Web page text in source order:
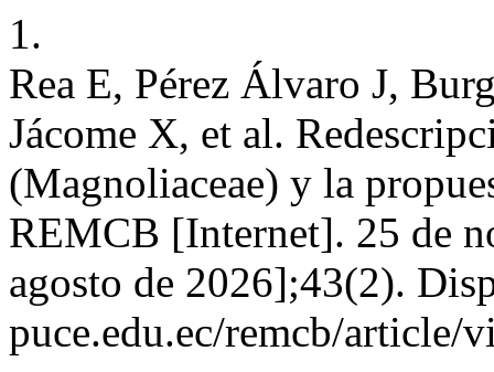
1.
Rea E, Pérez Álvaro J,
Jácome X, et al.
(Magnoliaceae) y la
REMCB [Internet]. 25 de
agosto de 2026];43(2).
puce.edu.ec/remcb/article/